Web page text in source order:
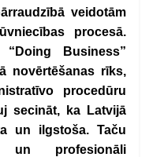
veidotām
procesā.
Business”
novērtēšanas rīks,
procedūru
secināt, ka Latvijā
un ilgstoša. Taču
un profesionāli